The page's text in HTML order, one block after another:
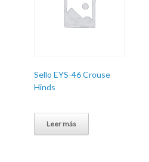
Sello EYS-46 Crouse
Hinds
Leer más